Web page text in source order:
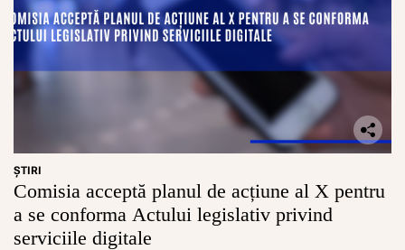
ŞTIRI
Comisia acceptă planul de acțiune al X pentru
a se conforma Actului legislativ privind
serviciile digitale